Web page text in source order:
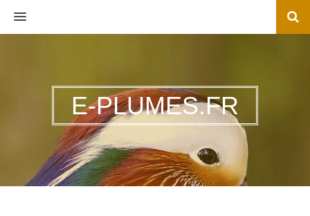
MENU
E-PLUMES.FR